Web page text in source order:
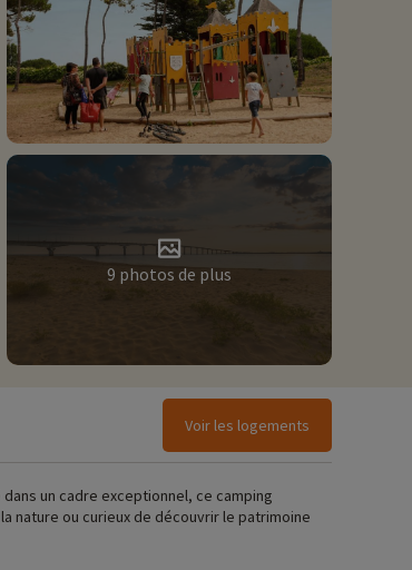
9 photos de plus
Voir les logements
un cadre exceptionnel, ce camping
nature ou curieux de découvrir le patrimoine